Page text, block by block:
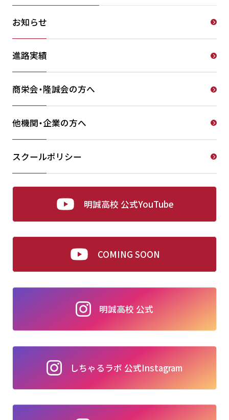
お知らせ
進路実績
商栄会・隆誠会の方へ
他機関・企業の方へ
スクールポリシー
明誠高校 公式YouTube
COMING SOON
明誠高校 公式
しちゃるラボ 公式Instagram